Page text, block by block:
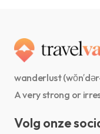
wanderlust
A very strong or
Volg onze